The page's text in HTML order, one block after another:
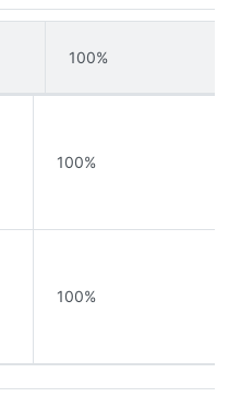
100%
100%
100%